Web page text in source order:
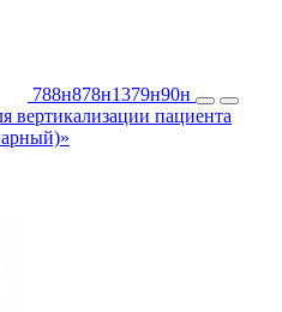
788н878н1379н90н
вертикализации пациента